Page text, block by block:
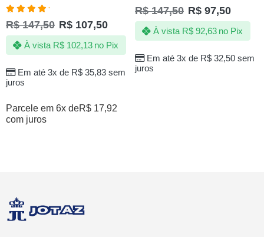
Avaliação
5.00de 5
R$147,50 R$ 107,50
Em até 3x de R$35,83sem
juros
À vista R$102,13 no Pix
Parcele em 6x deR$ 17,92
com juros
R$147,50 R$ 97,50
Em até 3x de R$32,50sem
juros
À vista R$92,63 no Pix